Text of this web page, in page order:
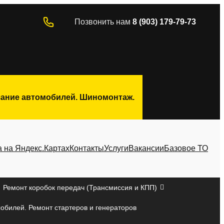
Позвонить нам 8 (903) 179-79-73
автомобилей. Шиномонтаж.
на Яндекс.КартахКонтактыУслугиВакансииБазовое ТО
Ремонт коробок передач (Трансмиссия и КПП)
Ремонт стартеров и генераторов